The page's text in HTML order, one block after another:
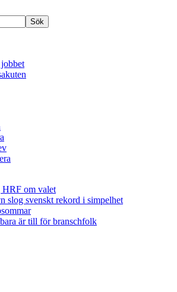
om valet
slog svenskt rekord i simpelhet
är till för branschfolk